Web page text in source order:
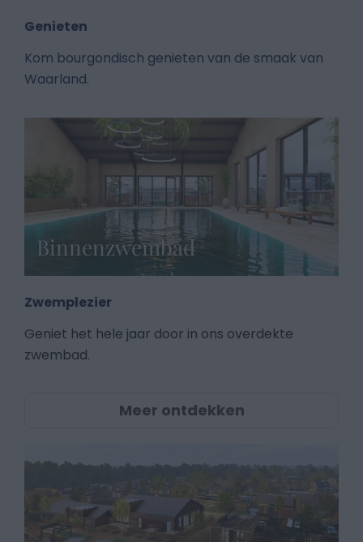
Genieten
Kom bourgondisch genieten van de smaak van
Waarland.
Binnenzwembad
Zwemplezier
Geniet het hele jaar door in ons overdekte
zwembad.
Meer ontdekken